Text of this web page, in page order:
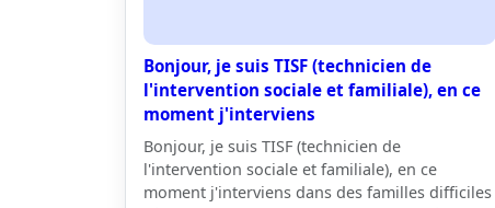
Bonjour, je suis TISF (technicien de
l'intervention sociale et familiale), en ce
moment j'interviens
Bonjour, je suis TISF (technicien de
l'intervention sociale et familiale), en ce
moment j'interviens dans des familles difficiles